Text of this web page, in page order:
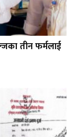
तीन फर्मलाई